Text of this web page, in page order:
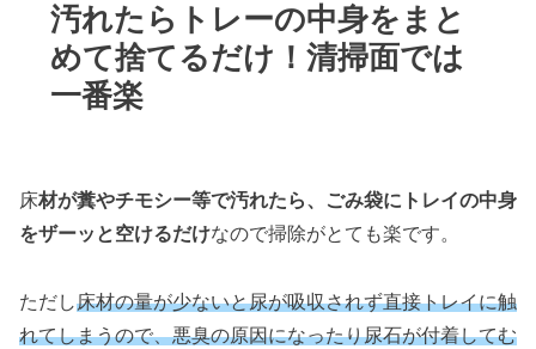
汚れたらトレーの中身をまと
めて捨てるだけ！清掃面では
一番楽
床材が糞やチモシー等で汚れたら、ごみ袋にトレイの中身
をザーッと空けるだけなので掃除がとても楽です。
ただし床材の量が少ないと尿が吸収されず直接トレイに触
れてしまうので、悪臭の原因になったり尿石が付着してむ